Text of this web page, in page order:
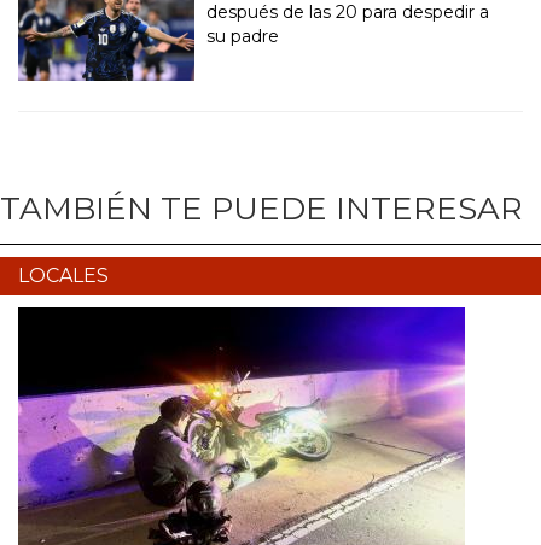
después de las 20 para despedir a
su padre
TAMBIÉN TE PUEDE INTERESAR
LOCALES